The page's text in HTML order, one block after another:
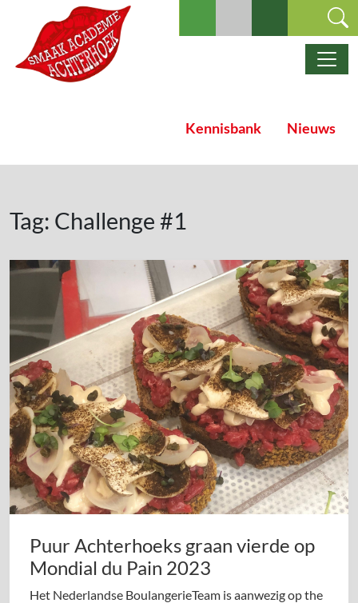
Ga naar de inhoud
Hoofdnavigatie
Kennisbank Nieuws
Tag: Challenge #1
Puur Achterhoeks graan vierde op
Mondial du Pain 2023
Het Nederlandse BoulangerieTeam is aanwezig op the